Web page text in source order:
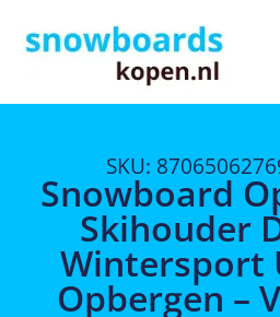
SKU:
Snowboard
Skihouder
Wintersport
Opbergen –